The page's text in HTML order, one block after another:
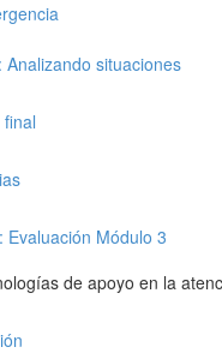
Analizando situaciones
Evaluación Módulo 3
de apoyo en la